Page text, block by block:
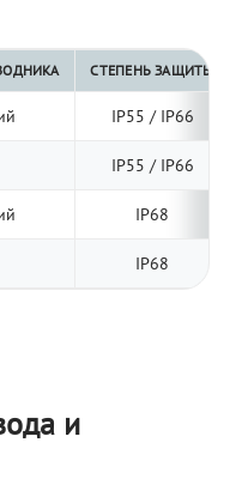
СТЕПЕНЬ ЗАЩИТЫ
IP55 / IP66
IP55 / IP66
IP68
IP68
и